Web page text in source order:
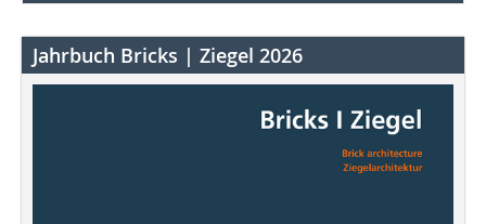
Jahrbuch Bricks | Ziegel 2026